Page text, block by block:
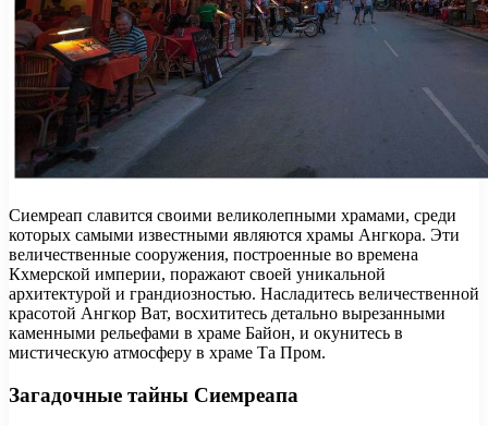
Сиемреап славится своими великолепными храмами, среди
которых самыми известными являются храмы Ангкора. Эти
величественные сооружения, построенные во времена
Кхмерской империи, поражают своей уникальной
архитектурой и грандиозностью. Насладитесь величественной
красотой Ангкор Ват, восхититесь детально вырезанными
каменными рельефами в храме Байон, и окунитесь в
мистическую атмосферу в храме Та Пром.
Загадочные тайны Сиемреапа